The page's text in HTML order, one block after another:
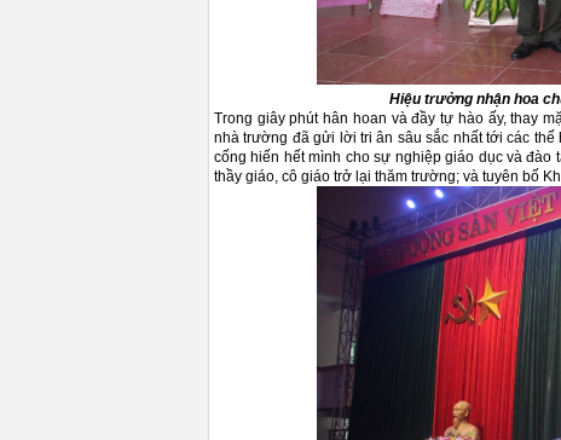
Hiệu trưởng nhận hoa
Trong giây phút hân hoan và đầy tự hào ấy, thay
nhà trường đã gửi lời tri ân sâu sắc nhất tới các
cống hiến hết mình cho sự nghiệp giáo dục và
thầy giáo, cô giáo trở lại thăm trường; và tuyên bố